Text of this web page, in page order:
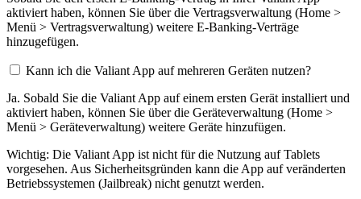
aktiviert haben, können Sie über die Vertragsverwaltung (Home >
Menü > Vertragsverwaltung) weitere E-Banking-Verträge
hinzugefügen.
Kann ich die Valiant App auf mehreren Geräten nutzen?
Ja. Sobald Sie die Valiant App auf einem ersten Gerät installiert und
aktiviert haben, können Sie über die Geräteverwaltung (Home >
Menü > Geräteverwaltung) weitere Geräte hinzufügen.
Wichtig: Die Valiant App ist nicht für die Nutzung auf Tablets
vorgesehen. Aus Sicherheitsgründen kann die App auf veränderten
Betriebssystemen (Jailbreak) nicht genutzt werden.